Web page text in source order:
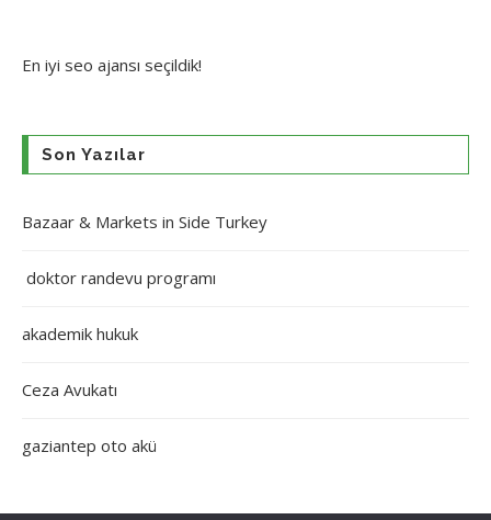
En iyi seo ajansı seçildik!
Son Yazılar
Bazaar & Markets in Side Turkey
doktor randevu programı
akademik hukuk
Ceza Avukatı
gaziantep oto akü